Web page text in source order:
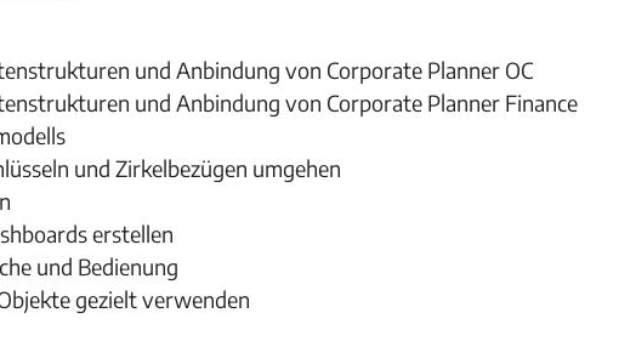
und Anbindung von Corporate Planner OC
und Anbindung von Corporate Planner Finance
und Zirkelbezügen umgehen
erstellen
und Bedienung
gezielt verwenden